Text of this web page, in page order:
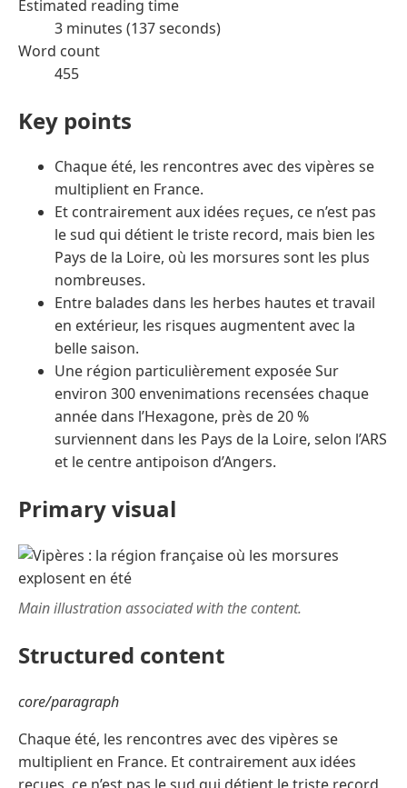
Estimated reading time
3 minutes (137 seconds)
Word count
455
Key points
Chaque été, les rencontres avec des vipères se
multiplient en France.
Et contrairement aux idées reçues, ce n’est pas
le sud qui détient le triste record, mais bien les
Pays de la Loire, où les morsures sont les plus
nombreuses.
Entre balades dans les herbes hautes et travail
en extérieur, les risques augmentent avec la
belle saison.
Une région particulièrement exposée Sur
environ 300 envenimations recensées chaque
année dans l’Hexagone, près de 20 %
surviennent dans les Pays de la Loire, selon l’ARS
et le centre antipoison d’Angers.
Primary visual
Main illustration associated with the content.
Structured content
core/paragraph
Chaque été, les rencontres avec des vipères se
multiplient en France. Et contrairement aux idées